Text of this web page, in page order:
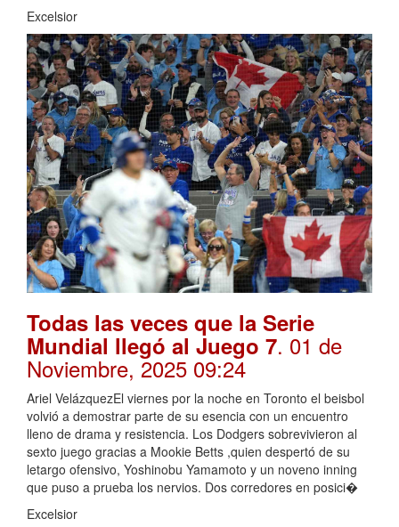
Excelsior
Todas las veces que la Serie
Mundial llegó al Juego 7. 01 de
Noviembre, 2025 09:24
Ariel VelázquezEl viernes por la noche en Toronto el beisbol
volvió a demostrar parte de su esencia con un encuentro
lleno de drama y resistencia. Los Dodgers sobrevivieron al
sexto juego gracias a Mookie Betts ,quien despertó de su
letargo ofensivo, Yoshinobu Yamamoto y un noveno inning
que puso a prueba los nervios. Dos corredores en posici�
Excelsior